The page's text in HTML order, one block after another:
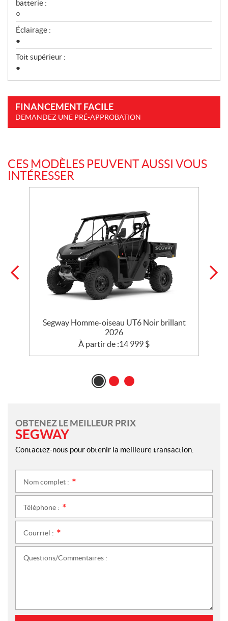
batterie :
○
Éclairage :
●
Toit supérieur :
●
FINANCEMENT FACILE
DEMANDEZ UNE PRÉ-APPROBATION
CES MODÈLES PEUVENT AUSSI VOUS
INTÉRESSER
Segway Homme-oiseau UT6 Noir brillant
2026
À partir de :14 999 $
OBTENEZ LE MEILLEUR PRIX
SEGWAY
Contactez-nous pour obtenir la meilleure transaction.
Nom complet :
Téléphone :
Courriel :
Questions/Commentaires :